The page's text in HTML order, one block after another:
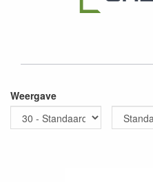
Weergave